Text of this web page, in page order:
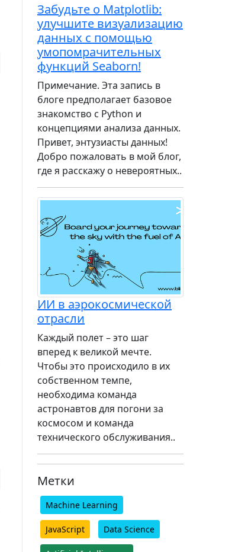
Забудьте о Matplotlib:
улучшите визуализацию
данных с помощью
умопомрачительных
функций Seaborn!
Примечание. Эта запись в
блоге предполагает базовое
знакомство с Python и
концепциями анализа данных.
Привет, энтузиасты данных!
Добро пожаловать в мой блог,
где я расскажу о невероятных..
ИИ в аэрокосмической
отрасли
Каждый полет – это шаг
вперед к великой мечте.
Чтобы это происходило в их
собственном темпе,
необходима команда
астронавтов для погони за
космосом и команда
технического обслуживания..
Метки
Machine Learning
JavaScript Data Science